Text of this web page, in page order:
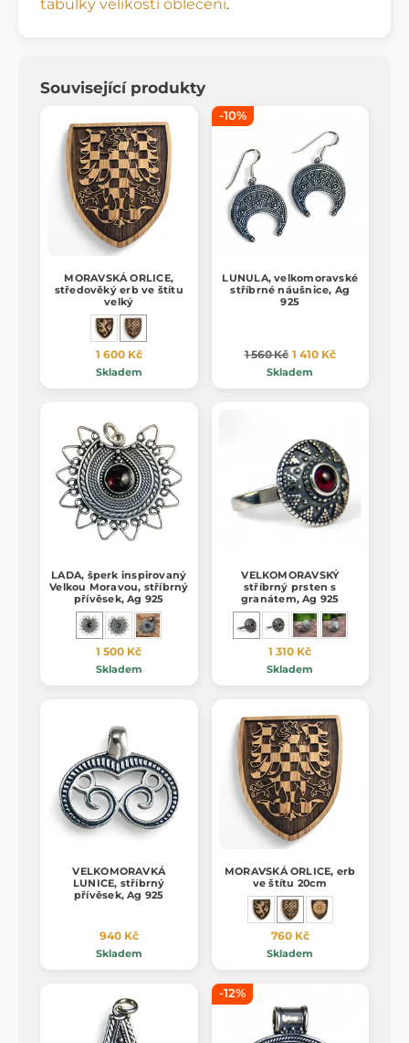
tabulky velikostí oblečení.
Související produkty
MORAVSKÁ ORLICE,
středověký erb ve štítu
velký
1 600 Kč
Skladem
-10%
LUNULA, velkomoravské
stříbrné náušnice, Ag
925
1 560 Kč 1 410 Kč
Skladem
LADA, šperk inspirovaný
Velkou Moravou, stříbrný
přívěsek, Ag 925
1 500 Kč
Skladem
VELKOMORAVSKÝ
stříbrný prsten s
granátem, Ag 925
1 310 Kč
Skladem
VELKOMORAVKÁ
LUNICE, stříbrný
přívěsek, Ag 925
940 Kč
Skladem
MORAVSKÁ ORLICE, erb
ve štítu 20cm
760 Kč
Skladem
-12%